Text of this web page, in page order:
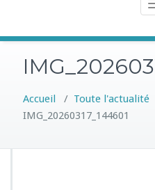
Accueil / Toute l'actualité
IMG_20260317_144601